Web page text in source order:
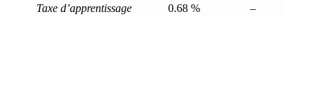
Taxe d’apprentissage
0.68 % –